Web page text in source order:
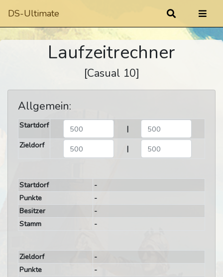
DS-Ultimate
Laufzeitrechner
[Casual 10]
Allgemein:
Startdorf
|
Zieldorf
|
Startdorf
-
Punkte
-
Besitzer
-
Stamm
-
Zieldorf
-
Punkte
-